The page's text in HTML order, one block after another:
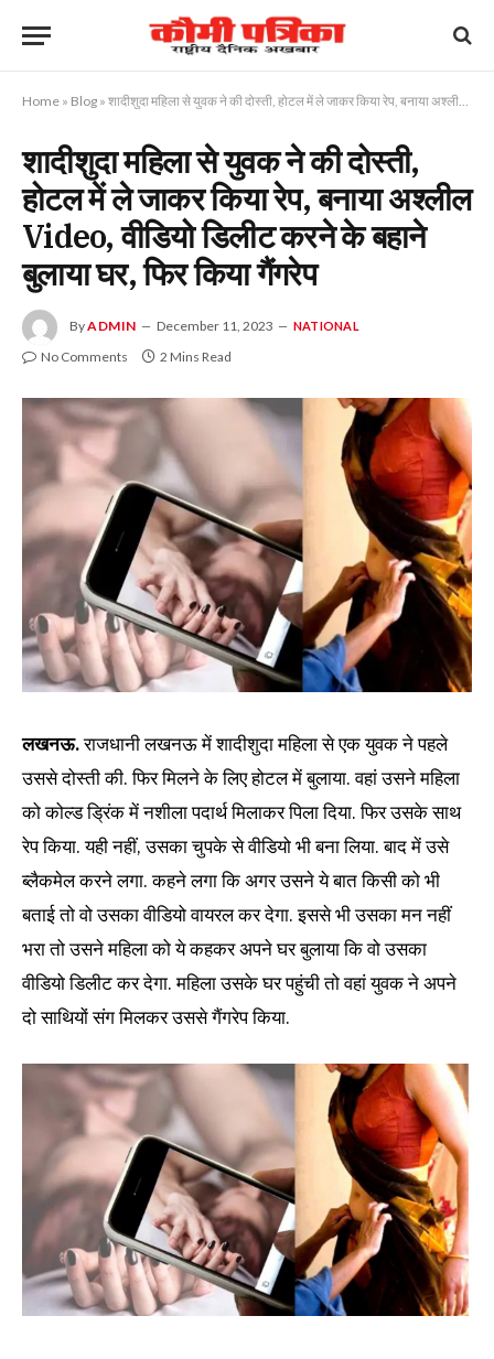
Home » Blog » शादीशुदा महिला से युवक ने की दोस्ती, होटल में ले जाकर किया रेप, बनाया अश्लील Video, वीडियो डिलीट करने के बहाने बुलाया घर, फिर किया गैंगरेप
शादीशुदा महिला से युवक ने की दोस्ती,
होटल में ले जाकर किया रेप, बनाया अश्लील
Video, वीडियो डिलीट करने के बहाने
बुलाया घर, फिर किया गैंगरेप
ByADMIN December 11, 2023 NATIONAL
No Comments 2 Mins Read
लखनऊ.राजधानी लखनऊ में शादीशुदा महिला से एक युवक ने पहले
उससे दोस्ती की. फिर मिलने के लिए होटल में बुलाया. वहां उसने महिला
को कोल्ड ड्रिंक में नशीला पदार्थ मिलाकर पिला दिया. फिर उसके साथ
रेप किया. यही नहीं, उसका चुपके से वीडियो भी बना लिया. बाद में उसे
ब्लैकमेल करने लगा. कहने लगा कि अगर उसने ये बात किसी को भी
बताई तो वो उसका वीडियो वायरल कर देगा. इससे भी उसका मन नहीं
भरा तो उसने महिला को ये कहकर अपने घर बुलाया कि वो उसका
वीडियो डिलीट कर देगा. महिला उसके घर पहुंची तो वहां युवक ने अपने
दो साथियों संग मिलकर उससे गैंगरेप किया.